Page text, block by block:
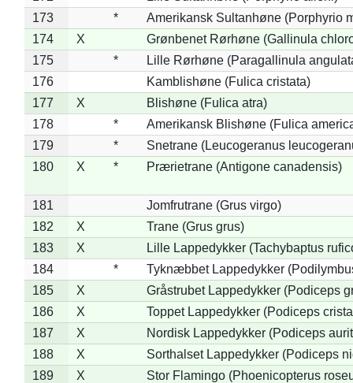
173
*
Amerikansk Sultanhøne (Porphyrio
174
X
Grønbenet Rørhøne (Gallinula
175
*
Lille Rørhøne (Paragallinula
176
Kamblishøne (Fulica cristata)
177
X
Blishøne (Fulica atra)
178
*
Amerikansk Blishøne (Fulica
179
*
Snetrane (Leucogeranus
180
X * Prærietrane (Antigone canadensis)
181
Jomfrutrane (Grus virgo)
182
X
Trane (Grus grus)
183
X
Lille Lappedykker (Tachybaptus
184
*
Tyknæbbet Lappedykker
185
X
Gråstrubet Lappedykker (Podiceps
186
X
Toppet Lappedykker (Podiceps
187
X
Nordisk Lappedykker (Podiceps
188
X
Sorthalset Lappedykker (Podiceps
189
X
Stor Flamingo (Phoenicopterus